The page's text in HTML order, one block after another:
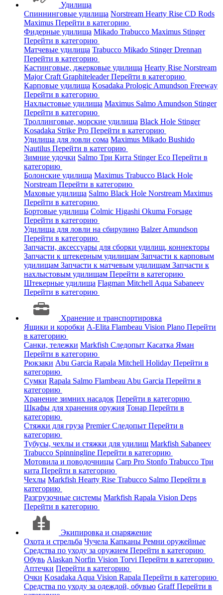
Удилища
Спиннинговые удилища Norstream Hearty Rise CD Rods
Maximus Перейти в категорию
Фидерные удилища Mikado Trabucco Maximus Stinger
Перейти в категорию
Матчевые удилища Trabucco Mikado StingerDrennan
Перейти в категорию
Кастинговые, джерковые удилища Hearty Rise Norstream
Major Craft GraphiteleaderПерейти в категорию
Карповые удилища Kosadaka Prologic Amundson Freeway
Перейти в категорию
Нахлыстовые удилища Maximus Salmo Amundson Stinger
Перейти в категорию
Троллинговые, морские удилища Black Hole Stinger
Kosadaka Strike Pro Перейти в категорию
Удилища для ловли сома Maximus Mikado Bushido
Nautilus Перейти в категорию
Зимние удочки Salmo Три Кита StingerEco Перейти в
категорию
Болонские удилища Maximus Trabucco Black Hole
Norstream Перейти в категорию
Маховые удилища Salmo Black Hole Norstream Maximus
Перейти в категорию
Бортовые удилища Colmic Higashi Okuma Forsage
Перейти в категорию
Удилища для ловли на сбирулино BalzerAmundson
Перейти в категорию
Запчасти, аксессуары для сборки удилищ, коннекторы
Запчасти к штекерным удилищам Запчасти к карповым
удилищам Запчасти к матчевым удилищам Запчасти к
нахлыстовым удилищам Перейти в категорию
Штекерные удилища Flagman Mitchell Aqua Sabaneev
Перейти в категорию
Хранение и транспортировка
Ящики и коробки A-Elita Flambeau Vision Plano Перейти
в категорию
Санки, тележки Markfish Следопыт Касатка Яман
Перейти в категорию
Рюкзаки Abu Garcia Rapala Mitchell Holiday Перейти в
категорию
Сумки Rapala Salmo Flambeau Abu Garcia Перейти в
категорию
Хранение зимних насадок Перейти в категорию
Шкафы для хранения оружия Тонар Перейти в
категорию
Стяжки для груза PremierСледопыт Перейти в
категорию
Тубусы, чехлы и стяжки для удилищ Markfish Sabaneev
Trabucco Spinningline Перейти в категорию
Мотовила и поводочницы Carp Pro Stonfo Trabucco Три
кита Перейти в категорию
Чехлы Markfish Hearty Rise Trabucco Salmo Перейти в
категорию
Разгрузочные системы Markfish Rapala Vision Deps
Перейти в категорию
Экипировка и снаряжение
Охота и стрельба Чучела Капканы Ремни оружейные
Средства по уходу за оружием Перейти в категорию
Обувь Alaskan Norfin Vision Torvi Перейти в категорию
Аптечки Перейти в категорию
Очки Kosadaka Aqua Vision Rapala Перейти в категорию
Средства по уходу за одеждой, обувью GraffПерейти в